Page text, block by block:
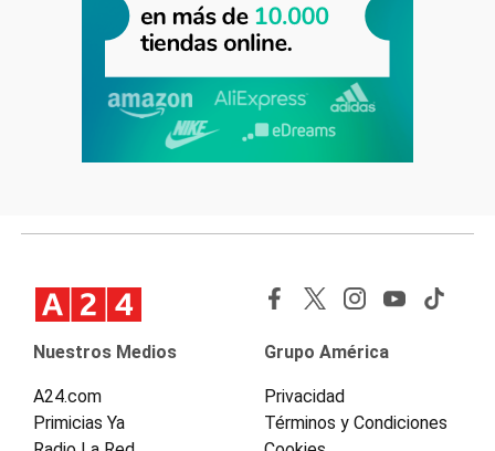
Nuestros Medios
A24.com
Primicias Ya
Grupo América
Privacidad
Términos y Condiciones